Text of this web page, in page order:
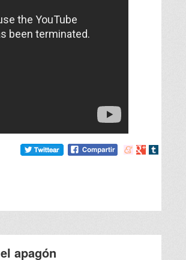
Compartir
Compartir
Compartir
apagón